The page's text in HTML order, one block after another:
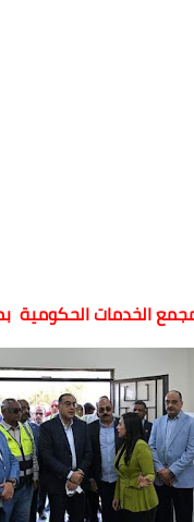
الخدمات الحكومية